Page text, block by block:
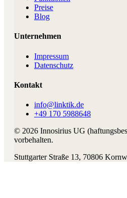
Preise
Blog
Unternehmen
Impressum
Datenschutz
Kontakt
info@linktik.de
+49 170 5988648
© 2026 Innosirius UG
vorbehalten.
Stuttgarter Straße 13, 70806